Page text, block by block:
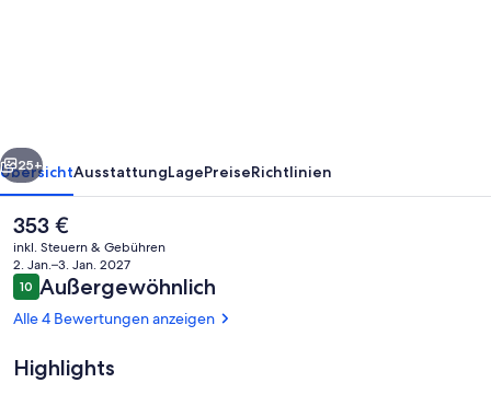
Weiter
25+
ÜbersichtAusstattungLagePreiseRichtlinien
Der
aktuelle
Preis
beträgt
353 €.
353 €
inkl. Steuern & Gebühren
2. Jan.–3. Jan. 2027
Bewertungen
1010 von 10.
Außergewöhnlich
Alle 4 Bewertungen anzeigen
Highlights